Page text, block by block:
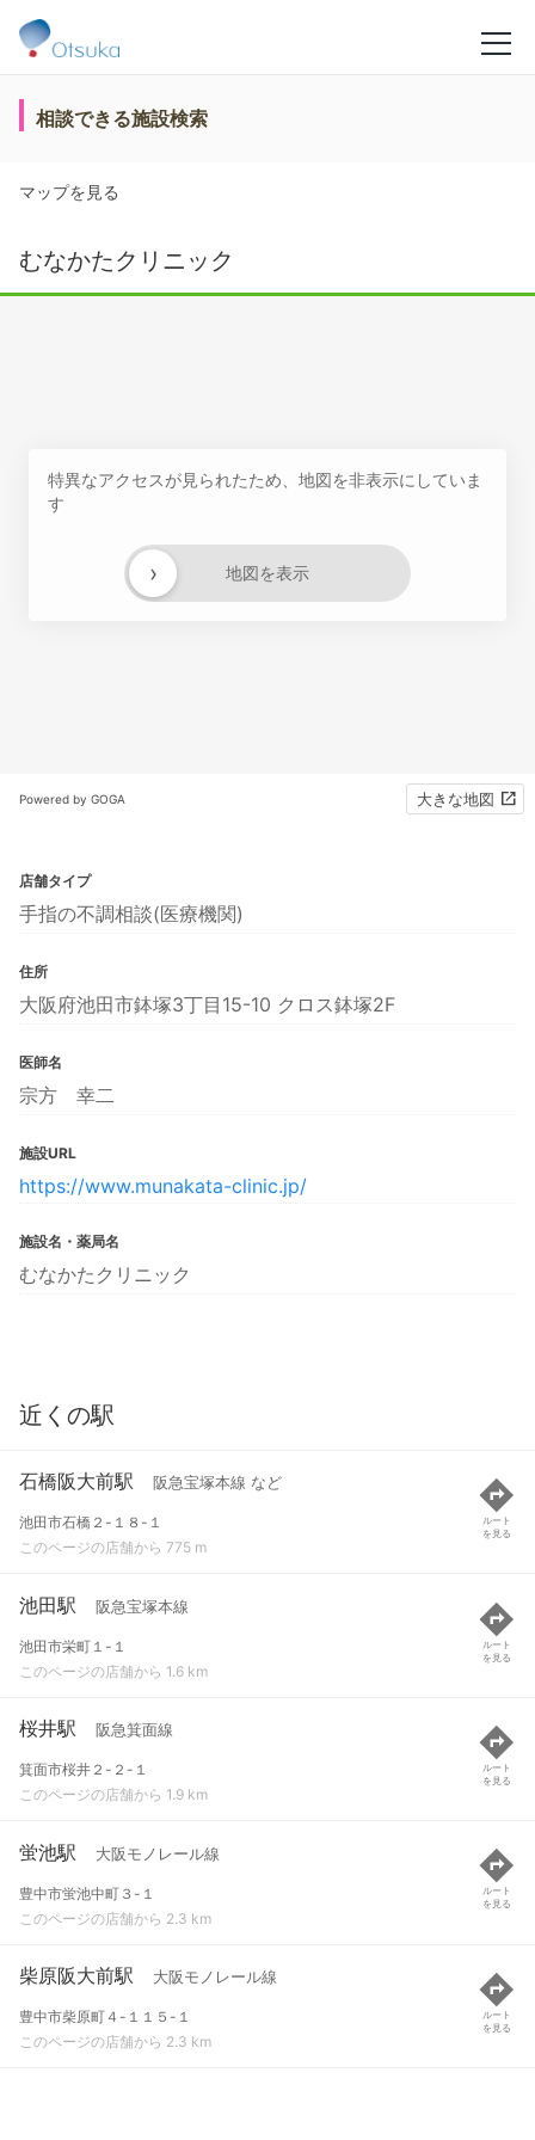
相談できる施設検索
マップを見る
むなかたクリニック
特異なアクセスが見られたため、地図を非表示にしていま
す
地図を表示
›
Powered by GOGA 大きな地図
店舗タイプ
手指の不調相談(医療機関)
住所
大阪府池田市鉢塚3丁目15-10 クロス鉢塚2F
医師名
宗方 幸二
施設URL
https://www.munakata-clinic.jp/
施設名・薬局名
むなかたクリニック
近くの駅
石橋阪大前駅 阪急宝塚本線 など
池田市石橋２-１８-１
このページの店舗から 775 m
ルート
を見る
池田駅 阪急宝塚本線
池田市栄町１-１
このページの店舗から 1.6 km
ルート
を見る
桜井駅 阪急箕面線
箕面市桜井２-２-１
このページの店舗から 1.9 km
ルート
を見る
蛍池駅 大阪モノレール線
豊中市蛍池中町３-１
このページの店舗から 2.3 km
ルート
を見る
柴原阪大前駅 大阪モノレール線
豊中市柴原町４-１１５-１
このページの店舗から 2.3 km
ルート
を見る